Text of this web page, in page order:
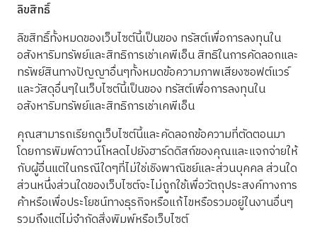
ลิขสิทธิ์
ลิขสิทธิ์ทั้งหมดของเว็บไซต์นี้เป็นของ ทรัสต์เพื่อการลงทุนใน
อสังหาริมทรัพย์และสิทธิการเช่าเคพีเอ็น สิทธิในการคัดลอกและ
ทรัพย์สินทางปัญญาอื่นๆทั้งหมดข้อความภาพเสียงซอฟต์แวร์
และวัสดุอื่นๆในเว็บไซต์นี้เป็นของ ทรัสต์เพื่อการลงทุนใน
อสังหาริมทรัพย์และสิทธิการเช่าเคพีเอ็น
คุณสามารถเรียกดูเว็บไซต์นี้และคัดลอกข้อความที่ตัดตอนมา
โดยการพิมพ์ดาวน์โหลดไปยังฮาร์ดดิสก์ของคุณและแจกจ่ายให้
กับผู้อื่นแต่ในกรณีใดๆที่ไม่ใช่เชิงพาณิชย์และส่วนบุคคล ส่วนใด
ส่วนหนึ่งส่วนใดของเว็บไซต์จะไม่ถูกใช้เพื่อวัตถุประสงค์ทางการ
ค้าหรือเพื่อประโยชน์ทางธุรกิจหรือแก้ไขหรือรวมอยู่ในงานอื่นๆ
รวมถึงแต่ไม่จํากัดสิ่งพิมพ์หรือเว็บไซต์